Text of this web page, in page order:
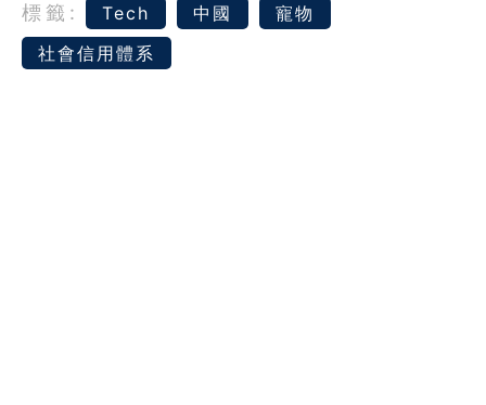
標籤: Tech 中國
寵物
社會信用體系